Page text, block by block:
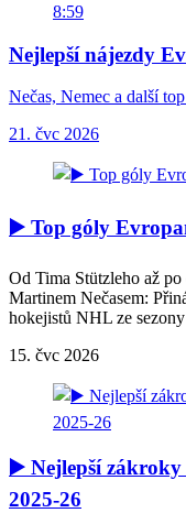
8:59
Nejlepší nájezdy
Nečas, Nemec a další
21. čvc 2026
▶️ Top góly
Od Tima Stützleho až
Martinem Nečasem:
hokejistů NHL ze
15. čvc 2026
▶️ Nejlepší zákroky
2025-26